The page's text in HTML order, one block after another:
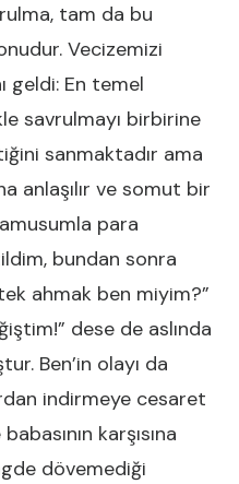
tam da bu
Vecizemizi
geldi: En temel
savrulmayı birbirine
sanmaktadır ama
anlaşılır ve somut bir
para
bundan sonra
ahmak ben miyim?”
dese de aslında
Ben’in olayı da
indirmeye cesaret
karşısına
dövemediği